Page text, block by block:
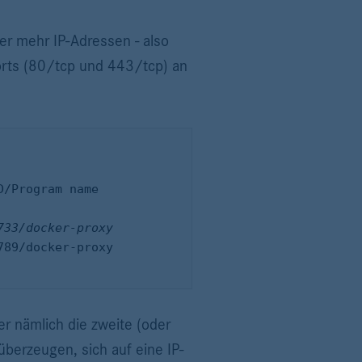
mehr IP-Adressen - also
(80/tcp und 443/tcp) an
nämlich die zweite (oder
sich auf eine IP-